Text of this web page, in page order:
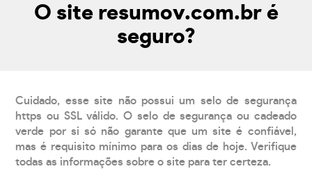
O site resumov.com.br é
seguro?
Cuidado, esse site não possui um selo de segurança
https ou SSL válido. O selo de segurança ou cadeado
verde por si só não garante que um site é confiável,
mas é requisito mínimo para os dias de hoje. Verifique
todas as informações sobre o site para ter certeza.